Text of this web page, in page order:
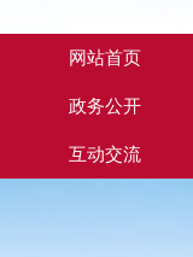
网站首页
政务公开
互动交流